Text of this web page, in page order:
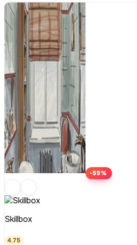
-55%
Skillbox
4.75